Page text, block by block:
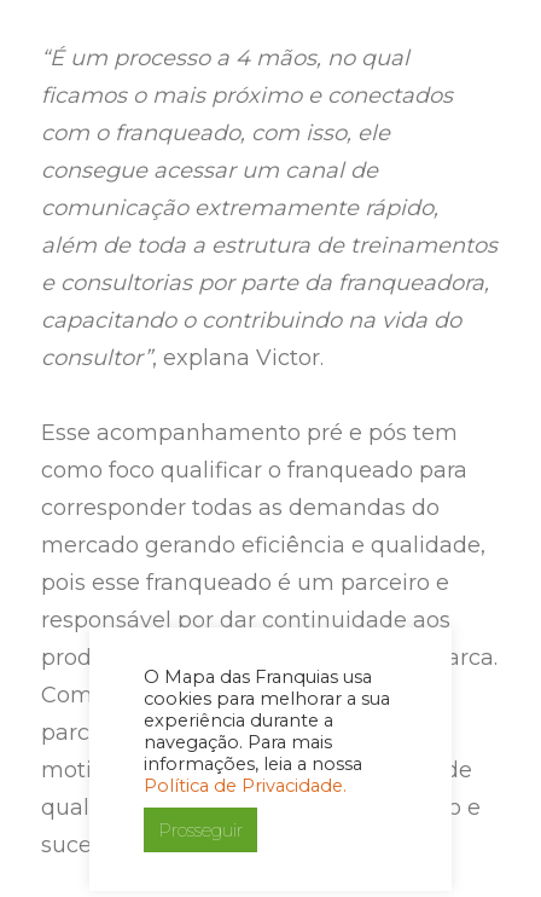
O Mapa das Franquias usa
cookies para melhorar a sua
experiência durante a
navegação. Para mais
informações, leia a nossa
Política de Privacidade.
Prosseguir
“É um processo a 4 mãos, no qual
ficamos o mais próximo e conectados
com o franqueado, com isso, ele
consegue acessar um canal de
comunicação extremamente rápido,
além de toda a estrutura de treinamentos
e consultorias por parte da franqueadora,
capacitando o contribuindo na vida do
consultor”, explana Victor.
Esse acompanhamento pré e pós tem
como foco qualificar o franqueado para
corresponder todas as demandas do
mercado gerando eficiência e qualidade,
pois esse franqueado é um parceiro e
responsável por dar continuidade aos
produtos e serviços prestados pela marca.
Com os canais de comunicação, essa
parceria funciona como fonte
motivacional para gerar um controle de
qualidade, possibilidades de expansão e
sucesso do franqueado.